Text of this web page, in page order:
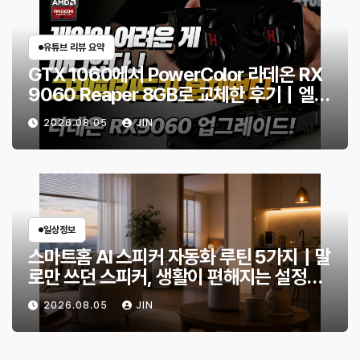
유튜브 리뷰 요약
GTX 1060에서 PowerColor 라데온 RX
9060 Reaper 8GB로 교체한 후기｜엘든
링·몬스터 헌터 와일즈 체감 변화
2026.08.05 JIN
일상정보
스마트홈 AI 스피커 자동화 루틴 5가지｜말
로만 쓰던 스피커, 생활이 편해지는 설정
은?2026.08.05 JIN